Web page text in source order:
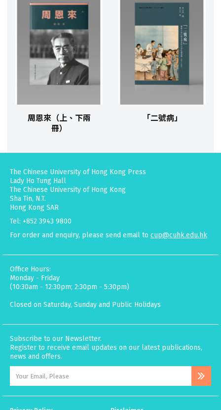
周恩來（上、下兩
冊）
「二號病」
The Chinese University of Hong Kong Press
Lady Ho Tung Hall
The Chinese University of Hong Kong
Sha Tin, N.T.
Hong Kong SAR
Tel: +852 3943 9800
For order and enquiry, please send email to cup@cuhk.edu.hk
Office Hours:
Monday - Friday
(10:30am - 12:30pm; 2:30pm - 5:30pm)
Closed on Saturday, Sunday and Public Holidays
Subscribe to our Newsletter.
Register to receive email updates on our latest publications,
news and offers.